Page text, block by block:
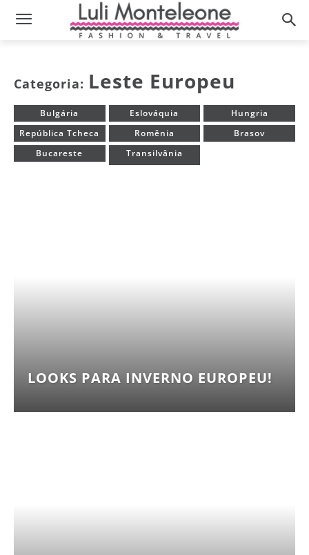
Categoria: Leste Europeu
Bulgária Eslováquia
Hungria
República Tcheca
Romênia
Brasov
Bucareste
Transilvânia
LOOKS PARA INVERNO EUROPEU!